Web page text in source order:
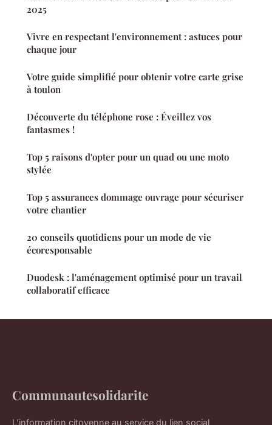
2025
Vivre en respectant l'environnement : astuces pour
chaque jour
Votre guide simplifié pour obtenir votre carte grise
à toulon
Découverte du téléphone rose : Éveillez vos
fantasmes !
Top 5 raisons d'opter pour un quad ou une moto
stylée
Top 5 assurances dommage ouvrage pour sécuriser
votre chantier
20 conseils quotidiens pour un mode de vie
écoresponsable
Duodesk : l'aménagement optimisé pour un travail
collaboratif efficace
Communautesolidarite
L'information citoyenne au service du lien social